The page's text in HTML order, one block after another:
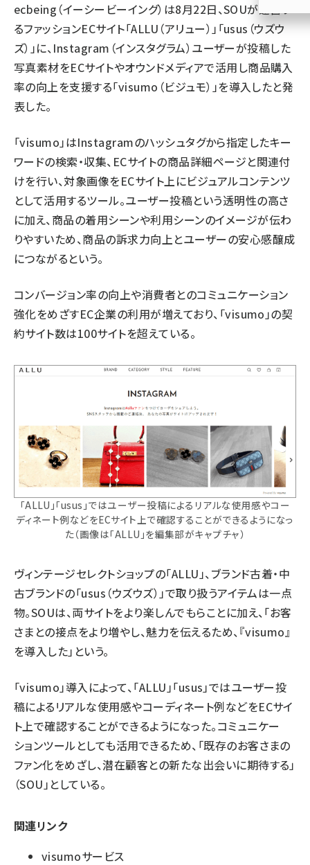
ecbeing（イーシービーイング）は8月22日、SOUが運営す
るファッションECサイト「ALLU（アリュー）」「usus（ウズウ
ズ）」に、Instagram（インスタグラム）ユーザーが投稿した
写真素材をECサイトやオウンドメディアで活用し商品購入
率の向上を支援する「visumo（ビジュモ）」を導入したと発
表した。
「visumo」はInstagramのハッシュタグから指定したキー
ワードの検索・収集、ECサイトの商品詳細ページと関連付
けを行い、対象画像をECサイト上にビジュアルコンテンツ
として活用するツール。ユーザー投稿という透明性の高さ
に加え、商品の着用シーンや利用シーンのイメージが伝わ
りやすいため、商品の訴求力向上とユーザーの安心感醸成
につながるという。
コンバージョン率の向上や消費者とのコミュニケーション
強化をめざすEC企業の利用が増えており、「visumo」の契
約サイト数は100サイトを超えている。
「ALLU」「usus」ではユーザー投稿によるリアルな使用感やコー
ディネート例などをECサイト上で確認することができるようになっ
た（画像は「ALLU」を編集部がキャプチャ）
ヴィンテージセレクトショップの「ALLU」、ブランド古着・中
古ブランドの「usus（ウズウズ）」で取り扱うアイテムは一点
物。SOUは、両サイトをより楽しんでもらことに加え、「お客
さまとの接点をより増やし、魅力を伝えるため、『visumo』
を導入した」という。
「visumo」導入によって、「ALLU」「usus」ではユーザー投
稿によるリアルな使用感やコーディネート例などをECサイ
ト上で確認することができるようになった。コミュニケー
ションツールとしても活用できるため、「既存のお客さまの
ファン化をめざし、潜在顧客との新たな出会いに期待する」
（SOU」としている。
関連リンク
visumoサービス
参